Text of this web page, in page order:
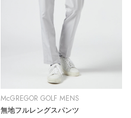
McGREGOR GOLF MENS
無地フルレングスパンツ